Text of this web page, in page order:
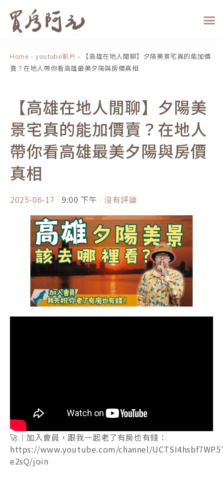
Home -youtube影片 -
【高雄在地人閒聊】夕陽美景宅真的能加價
賣？在地人帶你看高雄最美夕陽與房價真相
【高雄在地人閒聊】夕陽美
景宅真的能加價賣？在地人
帶你看高雄最美夕陽與房價
真相
2025-06-17 9:00 下午 沒有評論
🚀｜加入會員，跟我一起老了有房也有錢：
https://www.youtube.com/channel/
e2sQ/join